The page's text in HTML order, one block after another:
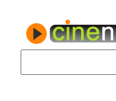
contenido